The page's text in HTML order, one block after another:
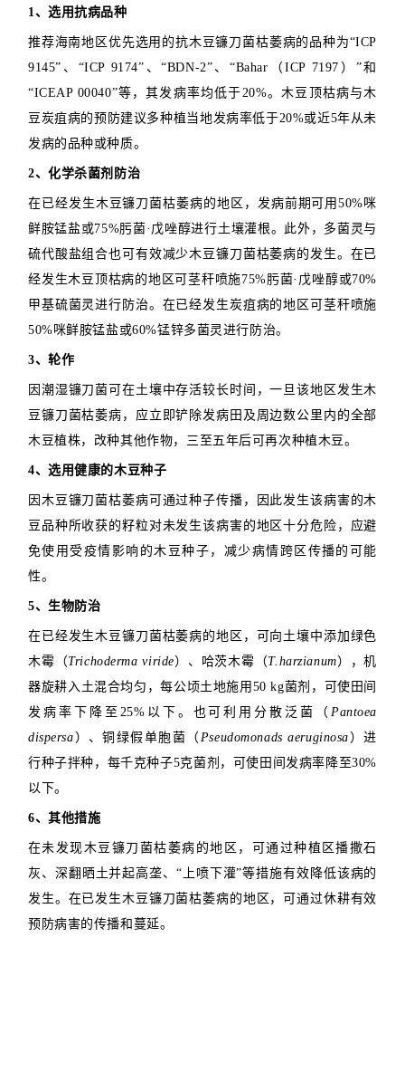
1、选用抗病品种
推荐海南地区优先选用的抗木豆镰刀菌枯萎病的品种为“ICP
9145”、“ICP 9174”、“BDN-2”、“Bahar（ICP 7197）”和
“ICEAP 00040”等，其发病率均低于20%。木豆顶枯病与木
豆炭疽病的预防建议多种植当地发病率低于20%或近5年从未
发病的品种或种质。
2、化学杀菌剂防治
在已经发生木豆镰刀菌枯萎病的地区，发病前期可用50%咪
鲜胺锰盐或75%肟菌·戊唑醇进行土壤灌根。此外，多菌灵与
硫代酸盐组合也可有效减少木豆镰刀菌枯萎病的发生。在已
经发生木豆顶枯病的地区可茎秆喷施75%肟菌·戊唑醇或70%
甲基硫菌灵进行防治。在已经发生炭疽病的地区可茎秆喷施
50%咪鲜胺锰盐或60%锰锌多菌灵进行防治。
3、轮作
因潮湿镰刀菌可在土壤中存活较长时间，一旦该地区发生木
豆镰刀菌枯萎病，应立即铲除发病田及周边数公里内的全部
木豆植株，改种其他作物，三至五年后可再次种植木豆。
4、选用健康的木豆种子
因木豆镰刀菌枯萎病可通过种子传播，因此发生该病害的木
豆品种所收获的籽粒对未发生该病害的地区十分危险，应避
免使用受疫情影响的木豆种子，减少病情跨区传播的可能
性。
5、生物防治
在已经发生木豆镰刀菌枯萎病的地区，可向土壤中添加绿色
木霉（Trichoderma viride）、哈茨木霉（T.harzianum），机
器旋耕入土混合均匀，每公顷土地施用50 kg菌剂，可使田间
发病率下降至25%以下。也可利用分散泛菌（ Pantoea
dispersa ）、铜绿假单胞菌（ Pseudomonads aeruginosa ）进
行种子拌种，每千克种子5克菌剂，可使田间发病率降至30%
以下。
6、其他措施
在未发现木豆镰刀菌枯萎病的地区，可通过种植区播撒石
灰、深翻晒土并起高垄、“上喷下灌”等措施有效降低该病的
发生。在已发生木豆镰刀菌枯萎病的地区，可通过休耕有效
预防病害的传播和蔓延。